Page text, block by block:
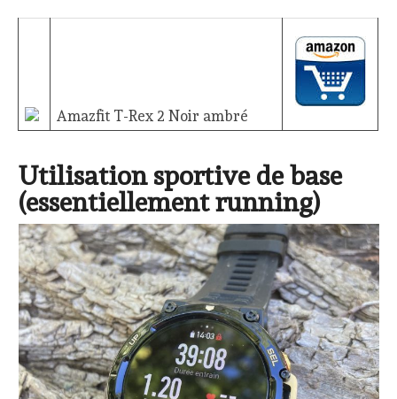
Amazfit T-Rex 2 Noir ambré
Utilisation sportive de base
(essentiellement running)